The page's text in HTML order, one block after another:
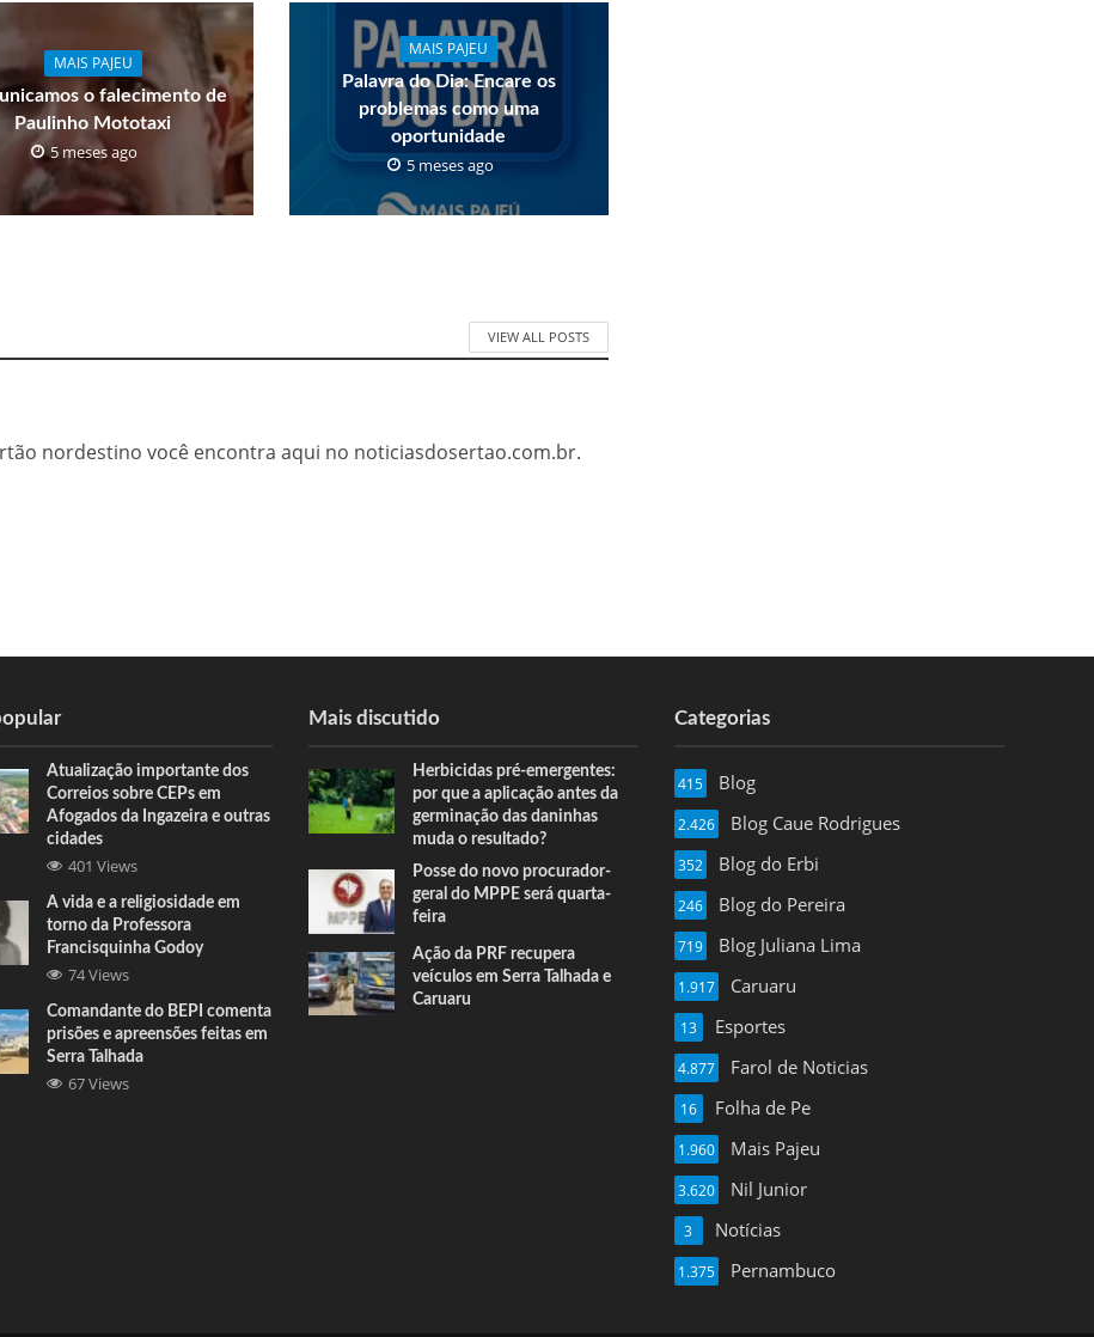
MAIS PAJEU
o falecimento de
Paulinho Mototaxi
5 meses ago
MAIS PAJEU
Palavra do Dia: Encare os
problemas como uma
oportunidade
5 meses ago
VIEW ALL POSTS
nordestino você encontra aqui no noticiasdosertao.com.br.
Atualização importante dos
Correios sobre CEPs em
Afogados da Ingazeira e outras
cidades
401 Views
A vida e a religiosidade em
torno da Professora
Francisquinha Godoy
74 Views
Comandante do BEPI comenta
prisões e apreensões feitas em
Serra Talhada
67 Views
Mais discutido
Herbicidas pré-emergentes:
por que a aplicação antes da
germinação das daninhas
muda o resultado?
Posse do novo procurador-
geral do MPPE será quarta-
feira
Ação da PRF recupera
veículos em Serra Talhada e
Caruaru
Categorias
Blog
415
Blog Caue Rodrigues
2.426
Blog do Erbi
352
Blog do Pereira
246
Blog Juliana Lima
719
Caruaru
1.917
Esportes
13
Farol de Noticias
4.877
Folha de Pe
16
Mais Pajeu
1.960
Nil Junior
3.620
Notícias
3
Pernambuco
1.375